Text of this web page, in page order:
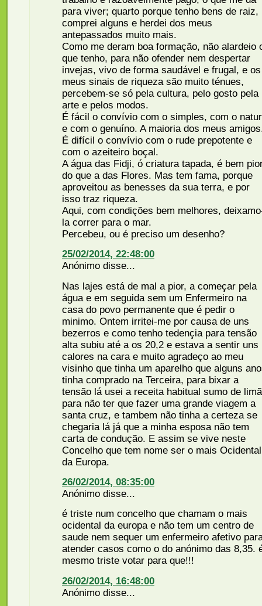
para viver; quarto porque tenho bens de raiz,
comprei alguns e herdei dos meus
antepassados muito mais.
Como me deram boa formação, não alardeio
que tenho, para não ofender nem despertar
invejas, vivo de forma saudável e frugal, e os
meus sinais de riqueza são muito ténues,
percebem-se só pela cultura, pelo gosto pela
arte e pelos modos.
É fácil o convívio com o simples, com o
e com o genuíno. A maioria dos meus
É difícil o convívio com o rude prepotente e
com o azeiteiro boçal.
A água das Fidji, ó criatura tapada, é bem
do que a das Flores. Mas tem fama, porque
aproveitou as benesses da sua terra, e por
isso traz riqueza.
Aqui, com condições bem melhores,
la correr para o mar.
Percebeu, ou é preciso um desenho?
25/02/2014, 22:48:00
Anónimo disse...
Nas lajes está de mal a pior, a começar pela
água e em seguida sem um Enfermeiro na
casa do povo permanente que é pedir o
minimo. Ontem irritei-me por causa de uns
bezerros e como tenho tedençia para tensão
alta subiu até a os 20,2 e estava a sentir uns
calores na cara e muito agradeço ao meu
visinho que tinha um aparelho que alguns
tinha comprado na Terceira, para bixar a
tensão lá usei a receita habitual sumo de
para não ter que fazer uma grande viagem a
santa cruz, e tambem não tinha a certeza se
chegaria lá já que a minha esposa não tem
carta de condução. E assim se vive neste
Concelho que tem nome ser o mais Ocidental
da Europa.
26/02/2014, 08:35:00
Anónimo disse...
é triste num concelho que chamam o mais
ocidental da europa e não tem um centro de
saude nem sequer um enfermeiro afetivo
atender casos como o do anónimo das 8,35.
mesmo triste votar para que!!!
26/02/2014, 16:48:00
Anónimo disse...